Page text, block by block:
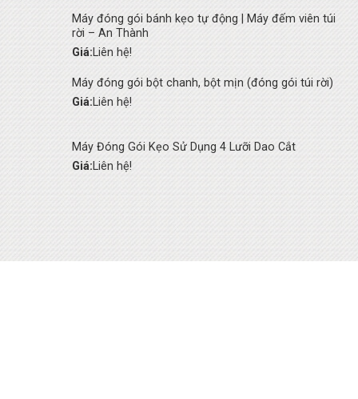
Máy đóng gói bánh kẹo tự động | Máy đếm viên túi
rời – An Thành
Giá:Liên hệ!
Máy đóng gói bột chanh, bột mịn (đóng gói túi rời)
Giá:Liên hệ!
Máy Đóng Gói Kẹo Sử Dụng 4 Lưỡi Dao Cắt
Giá:Liên hệ!